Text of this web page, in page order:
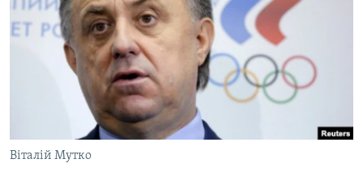
ВСЕ ЗА ДЕНЬ
СПЕЦПРОЕКТИ
ДЕПОРТАЦІЯ
ВІДЕОУРОКИ «ELIFBE»
СВІДЧЕННЯ ОКУПАЦІЇ
УКРАЇНСЬКА ПРОБЛЕМА КРИМУ
ЯК ОБІЙТИ БЛОКУВАННЯ
Qırımtatar
Віталій Мутко